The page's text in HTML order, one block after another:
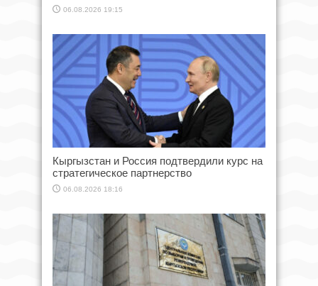
06.08.2026 19:15
Кыргызстан и Россия подтвердили курс на
стратегическое партнерство
06.08.2026 18:16